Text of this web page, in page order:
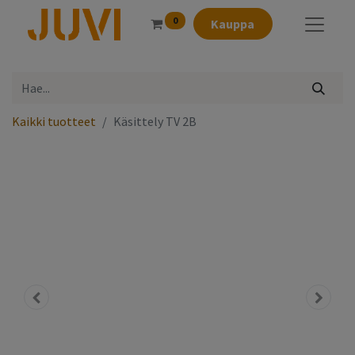
0 Kauppa
Kaikki tuotteet Käsittely TV 2B